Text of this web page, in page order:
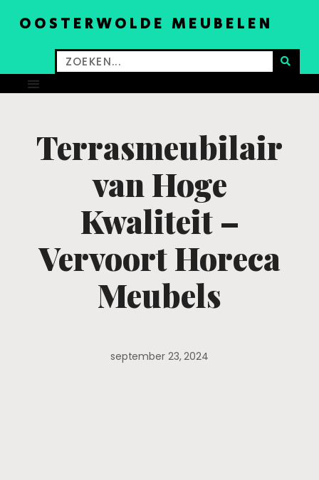
OOSTERWOLDE MEUBELEN
Terrasmeubilair
van Hoge
Kwaliteit –
Vervoort Horeca
Meubels
september 23, 2024